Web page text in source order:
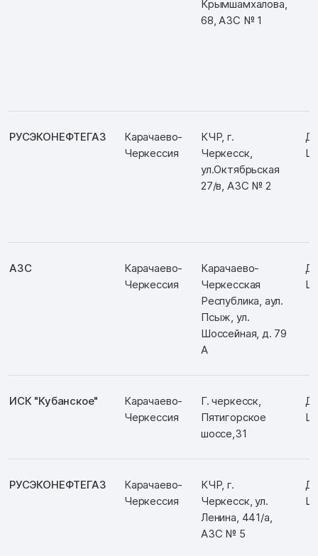
Крымшамхалова,
68, АЗС № 1
РУСЭКОНЕФТЕГАЗ
Карачаево-
Черкессия
КЧР, г.
Черкесск,
ул.Октябрьская
27/в, АЗС № 2
Д:
Ш:
АЗС
Карачаево-
Черкессия
Карачаево-
Черкесская
Республика, аул.
Псыж, ул.
Шоссейная, д. 79
А
Д:
Ш:
ИСК "Кубанское"
Карачаево-
Черкессия
Г. черкесск,
Пятигорское
шоссе,31
Д:
Ш:
РУСЭКОНЕФТЕГАЗ
Карачаево-
Черкессия
КЧР, г.
Черкесск, ул.
Ленина, 441/а,
АЗС № 5
Д:
Ш: